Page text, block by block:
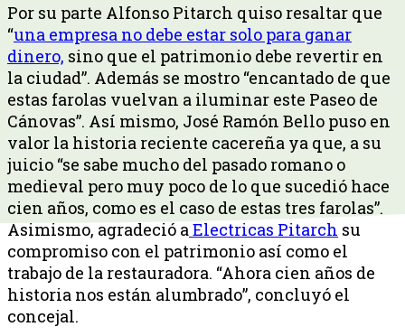
Por su parte Alfonso Pitarch quiso resaltar que
“una empresa no debe estar solo para ganar
dinero, sino que el patrimonio debe revertir en
la ciudad”. Además se mostro “encantado de que
estas farolas vuelvan a iluminar este Paseo de
Cánovas”. Así mismo, José Ramón Bello puso en
valor la historia reciente cacereña ya que, a su
juicio “se sabe mucho del pasado romano o
medieval pero muy poco de lo que sucedió hace
cien años, como es el caso de estas tres farolas”.
Asimismo, agradeció aElectricas Pitarch su
compromiso con el patrimonio así como el
trabajo de la restauradora. “Ahora cien años de
historia nos están alumbrado”, concluyó el
concejal.